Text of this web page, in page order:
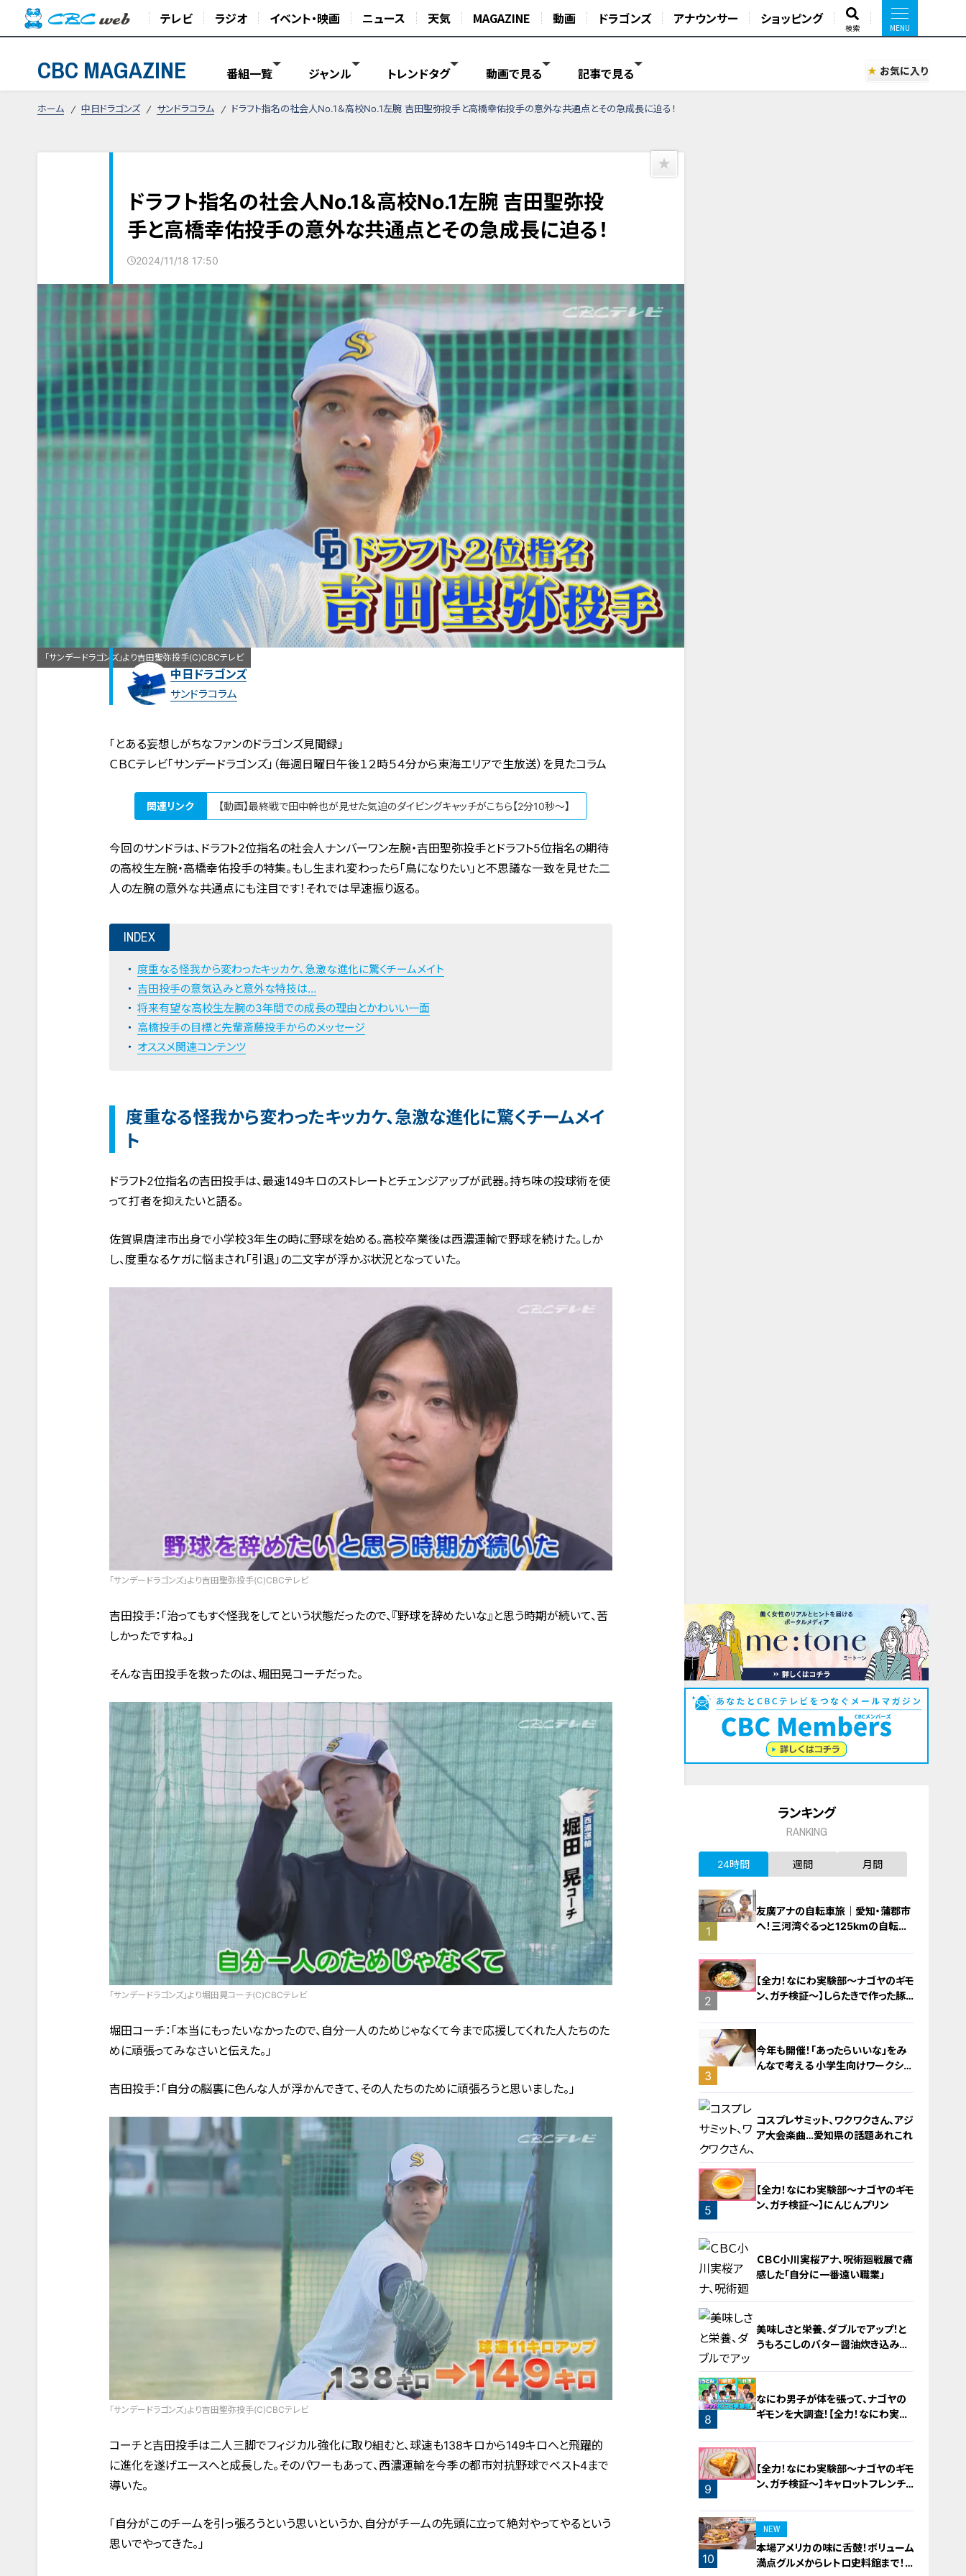
テレビ ラジオ イベント・映画 ニュース 天気 MAGAZINE 動画 ドラゴンズ アナウンサー ショッピング
検索
CBC MAGAZINE 番組一覧 ジャンル トレンドタグ 動画で見る 記事で見る お気に入り
ホーム 中日ドラゴンズ サンドラコラム ドラフト指名の社会人No.1＆高校No.1左腕 吉田聖弥投手と高橋幸佑投手の意外な共通点とその急成長に迫る！
ドラフト指名の社会人No.1＆高校No.1左腕 吉田聖弥投
手と高橋幸佑投手の意外な共通点とその急成長に迫る！
2024/11/18 17:50
「サンデードラゴンズ」より吉田聖弥投手(C)CBCテレビ
中日ドラゴンズ
サンドラコラム
「とある妄想しがちなファンのドラゴンズ見聞録」
ＣＢＣテレビ「サンデードラゴンズ」（毎週日曜日午後１２時５４分から東海エリアで生放送）を見たコラム
関連リンク 【動画】最終戦で田中幹也が見せた気迫のダイビングキャッチがこちら【2分10秒～】
今回のサンドラは、ドラフト2位指名の社会人ナンバーワン左腕・吉田聖弥投手とドラフト5位指名の期待
の高校生左腕・高橋幸佑投手の特集。もし生まれ変わったら「鳥になりたい」と不思議な一致を見せた二
人の左腕の意外な共通点にも注目です！それでは早速振り返る。
INDEX
度重なる怪我から変わったキッカケ、急激な進化に驚くチームメイト
吉田投手の意気込みと意外な特技は…
将来有望な高校生左腕の3年間での成長の理由とかわいい一面
高橋投手の目標と先輩斎藤投手からのメッセージ
オススメ関連コンテンツ
度重なる怪我から変わったキッカケ、急激な進化に驚くチームメイ
ト
ドラフト2位指名の吉田投手は、最速149キロのストレートとチェンジアップが武器。持ち味の投球術を使
って打者を抑えたいと語る。
佐賀県唐津市出身で小学校3年生の時に野球を始める。高校卒業後は西濃運輸で野球を続けた。しか
し、度重なるケガに悩まされ「引退」の二文字が浮かぶ状況となっていた。
「サンデードラゴンズ」より吉田聖弥投手(C)CBCテレビ
吉田投手：「治ってもすぐ怪我をしてという状態だったので、『野球を辞めたいな』と思う時期が続いて、苦
しかったですね。」
そんな吉田投手を救ったのは、堀田晃コーチだった。
「サンデードラゴンズ」より堀田晃コーチ(C)CBCテレビ
堀田コーチ：「本当にもったいなかったので、自分一人のためじゃなくて今まで応援してくれた人たちのた
めに頑張ってみなさいと伝えた。」
吉田投手：「自分の脳裏に色んな人が浮かんできて、その人たちのために頑張ろうと思いました。」
「サンデードラゴンズ」より吉田聖弥投手(C)CBCテレビ
コーチと吉田投手は二人三脚でフィジカル強化に取り組むと、球速も138キロから149キロへと飛躍的
に進化を遂げエースへと成長した。そのパワーもあって、西濃運輸を今季の都市対抗野球でベスト4まで
導いた。
「自分がこのチームを引っ張ろうという思いというか、自分がチームの先頭に立って絶対やってやるという
思いでやってきた。」
ランキング
RANKING
24時間 週間 月間
1
友廣アナの自転車旅｜愛知・蒲郡市
へ！三河湾ぐるっと125kmの自転車
2
【全力！なにわ実験部～ナゴヤのギモ
ン、ガチ検証～】しらたきで作った豚
3
今年も開催！「あったらいいな」をみ
んなで考える 小学生向けワークショ
4
コスプレサミット、ワクワクさん、アジ
ア大会楽曲…愛知県の話題あれこれ
5
【全力！なにわ実験部～ナゴヤのギモ
ン、ガチ検証～】にんじんプリン
6
ＣＢＣ小川実桜アナ、呪術廻戦展で痛
感した「自分に一番遠い職業」
7
美味しさと栄養、ダブルでアップ！と
うもろこしのバター醤油炊き込みご
8
なにわ男子が体を張って、ナゴヤの
ギモンを大調査！【全力！なにわ実験
9
【全力！なにわ実験部～ナゴヤのギモ
ン、ガチ検証～】キャロットフレンチ
10
NEW
本場アメリカの味に舌鼓！ボリューム
満点グルメからレトロ史料館まで！